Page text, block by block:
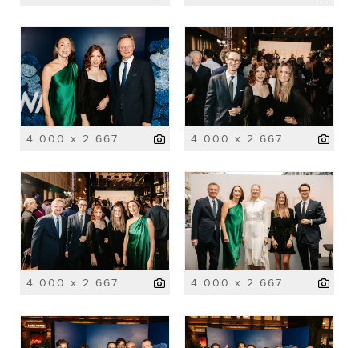
4 000 x 2 667 4 000 x 2 667
4 000 x 2 667 4 000 x 2 667